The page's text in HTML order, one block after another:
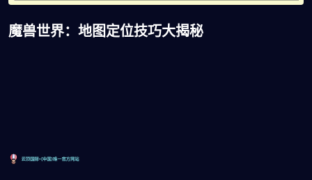
魔兽世界：地图定位技巧大揭秘